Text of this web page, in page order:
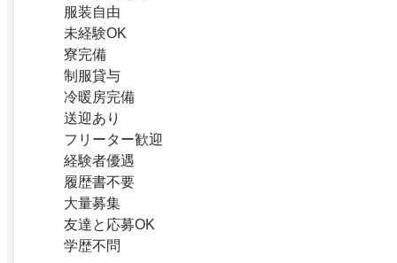
服装自由
未経験OK
寮完備
制服貸与
冷暖房完備
送迎あり
フリーター歓迎
経験者優遇
履歴書不要
大量募集
友達と応募OK
学歴不問